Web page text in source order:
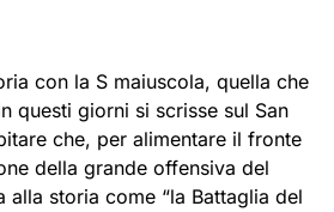
con la S maiuscola, quella che
questi giorni si scrisse sul San
che, per alimentare il fronte
della grande offensiva del
alla storia come “la Battaglia del